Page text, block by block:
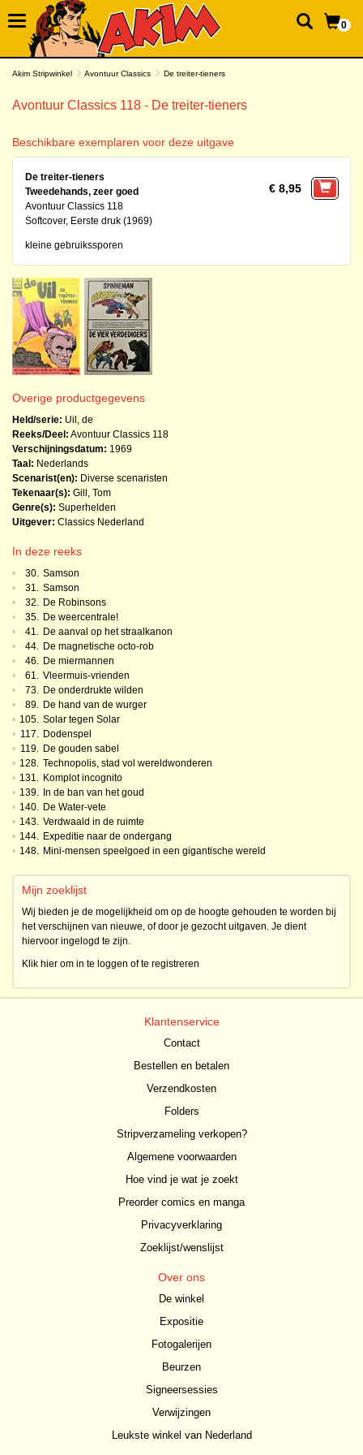
0
Akim Stripwinkel Avontuur Classics De treiter-tieners
Avontuur Classics 118 - De treiter-tieners
Beschikbare exemplaren voor deze uitgave
De treiter-tieners
Tweedehands, zeer goed
Avontuur Classics 118
Softcover, Eerste druk (1969)
kleine gebruikssporen
€ 8,95
Overige productgegevens
Held/serie: Uil, de
Reeks/Deel: Avontuur Classics 118
Verschijningsdatum: 1969
Taal: Nederlands
Scenarist(en): Diverse scenaristen
Tekenaar(s): Gill, Tom
Genre(s): Superhelden
Uitgever: Classics Nederland
In deze reeks
• 30. Samson
•
31. Samson
•
32. De Robinsons
•
35. De weercentrale!
•
41. De aanval op het straalkanon
•
44. De magnetische octo-rob
•
46. De miermannen
•
61. Vleermuis-vrienden
•
73. De onderdrukte wilden
•
89. De hand van de wurger
• 105. Solar tegen Solar
• 117. Dodenspel
• 119. De gouden sabel
• 128. Technopolis, stad vol wereldwonderen
• 131. Komplot incognito
• 139. In de ban van het goud
• 140. De Water-vete
• 143. Verdwaald in de ruimte
• 144. Expeditie naar de ondergang
• 148. Mini-mensen speelgoed in een gigantische wereld
Mijn zoeklijst
Wij bieden je de mogelijkheid om op de hoogte gehouden te worden bij
het verschijnen van nieuwe, of door je gezocht uitgaven. Je dient
hiervoor ingelogd te zijn.
Klik hier om in te loggen of te registreren
Klantenservice
Contact
Bestellen en betalen
Verzendkosten
Folders
Stripverzameling verkopen?
Algemene voorwaarden
Hoe vind je wat je zoekt
Preorder comics en manga
Privacyverklaring
Zoeklijst/wenslijst
Over ons
De winkel
Expositie
Fotogalerijen
Beurzen
Signeersessies
Verwijzingen
Leukste winkel van Nederland